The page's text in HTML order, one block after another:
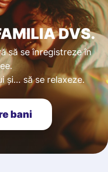
DVS.
să se înregistreze în
și… să se relaxeze.
bani